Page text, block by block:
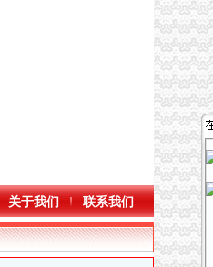
关于我们 联系我们